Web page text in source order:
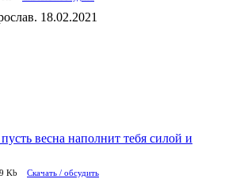
18.02.2021
Kb Скачать / обсудить